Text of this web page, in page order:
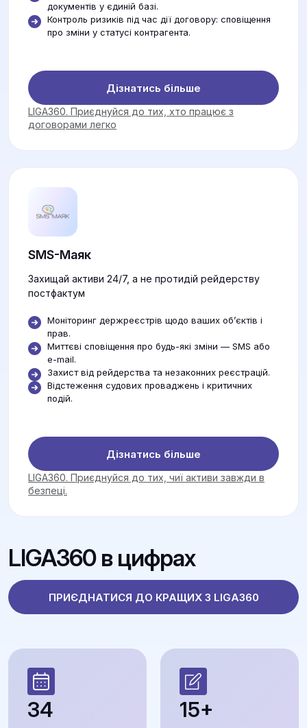
документів у єдиній базі.
Контроль ризиків під час дії договору: сповіщення
про зміни у статусі контрагента.
Дізнатись більше
LIGA360. Приєднуйся до тих, хто працює з
договорами легко
SMS-Маяк
Захищай активи 24/7, а не протидій рейдерству
постфактум
Моніторинг держреєстрів щодо ваших об’єктів і
прав.
Миттєві сповіщення про будь-які зміни — SMS або
e-mail.
Захист від рейдерства та незаконних реєстрацій.
Відстеження судових проваджень і критичних
подій.
Дізнатись більше
LIGA360. Приєднуйся до тих, чиї активи завжди в
безпеці.
LIGA360 в цифрах
ПРИЄДНАТИСЯ ДО КРАЩИХ З LIGA360
34 15+